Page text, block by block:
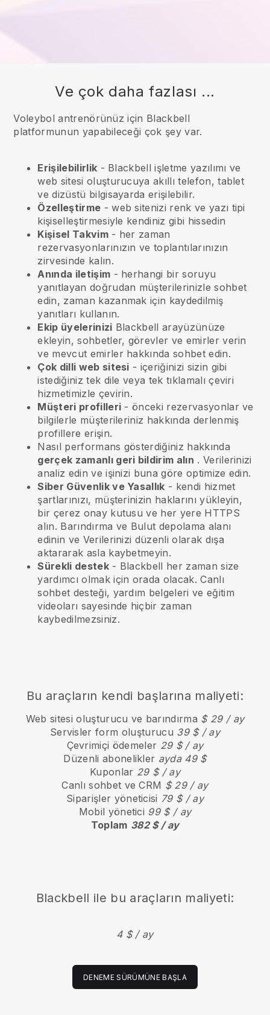
Ve çok daha fazlası ...
Voleybol antrenörünüz için Blackbell
platformunun yapabileceği çok şey var.
Erişilebilirlik - Blackbell işletme yazılımı ve
web sitesi oluşturucuya akıllı telefon, tablet
ve dizüstü bilgisayarda erişilebilir.
Özelleştirme - web sitenizi renk ve yazı tipi
kişiselleştirmesiyle kendiniz gibi hissedin
Kişisel Takvim- her zaman
rezervasyonlarınızın ve toplantılarınızın
zirvesinde kalın.
Anında iletişim - herhangi bir soruyu
yanıtlayan doğrudan müşterilerinizle sohbet
edin, zaman kazanmak için kaydedilmiş
yanıtları kullanın.
Ekip üyelerinizi Blackbell arayüzünüze
ekleyin, sohbetler, görevler ve emirler verin
ve mevcut emirler hakkında sohbet edin.
Çok dilli web sitesi - içeriğinizi sizin gibi
istediğiniz tek dile veya tek tıklamalı çeviri
hizmetimizle çevirin.
Müşteri profilleri - önceki rezervasyonlar ve
bilgilerle müşterileriniz hakkında derlenmiş
profillere erişin.
Nasıl performans gösterdiğiniz hakkında
gerçek zamanlı geri bildirim alın . Verilerinizi
analiz edin ve işinizi buna göre optimize edin.
Siber Güvenlik ve Yasallık - kendi hizmet
şartlarınızı, müşterinizin haklarını yükleyin,
bir çerez onay kutusu ve her yere HTTPS
alın. Barındırma ve Bulut depolama alanı
edinin ve Verilerinizi düzenli olarak dışa
aktararak asla kaybetmeyin.
Sürekli destek- Blackbell her zaman size
yardımcı olmak için orada olacak. Canlı
sohbet desteği, yardım belgeleri ve eğitim
videoları sayesinde hiçbir zaman
kaybedilmezsiniz.
Bu araçların kendi başlarına maliyeti:
Web sitesi oluşturucu ve barındırma $ 29 / ay
Servisler form oluşturucu 39 $ / ay
Çevrimiçi ödemeler 29 $ / ay
Düzenli abonelikler ayda 49 $
Kuponlar 29 $ / ay
Canlı sohbet ve CRM $ 29 / ay
Siparişler yöneticisi 79 $ / ay
Mobil yönetici 99 $ / ay
Toplam 382 $ / ay
Blackbell ile bu araçların maliyeti:
4 $ / ay
DENEME SÜRÜMÜNE BAŞLA